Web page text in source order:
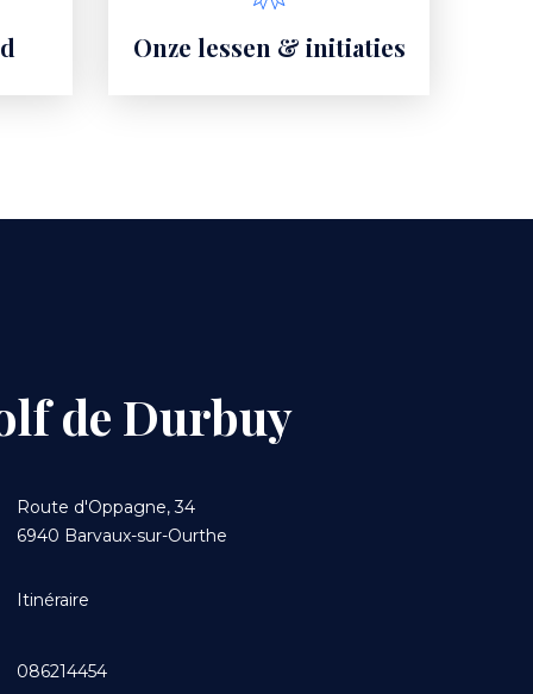
Onze lessen & initiaties
de Durbuy
Route d'Oppagne, 34
6940 Barvaux-sur-Ourthe
Itinéraire
086214454